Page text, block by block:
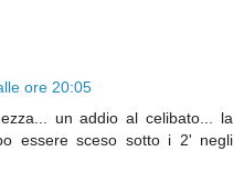
ore 20:05
un addio al celibato... la
essere sceso sotto i 2' negli